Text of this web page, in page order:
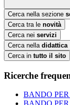
Cerca nella sezione
Cerca tra le novità
Cerca nei servizi
Cerca nella didattica
Cerca in tutto il sito
Ricerche
BANDO